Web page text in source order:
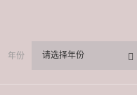
年份 请选择年份